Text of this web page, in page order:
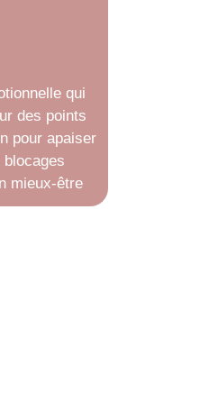
qui
des points
pour apaiser
mieux-être